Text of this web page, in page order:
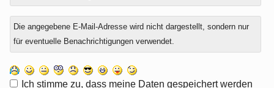
Die angegebene E-Mail-Adresse wird nicht dargestellt, sondern nur
für eventuelle Benachrichtigungen verwendet.
Ich stimme zu, dass meine Daten gespeichert werden